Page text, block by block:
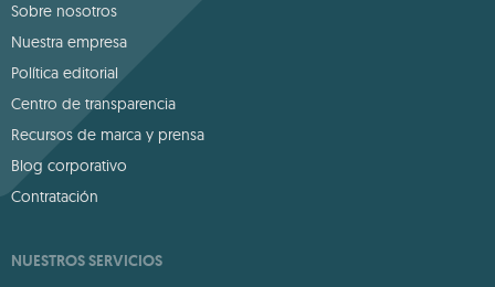
Sobre nosotros
Nuestra empresa
Política editorial
Centro de transparencia
Recursos de marca y prensa
Blog corporativo
Contratación
NUESTROS SERVICIOS